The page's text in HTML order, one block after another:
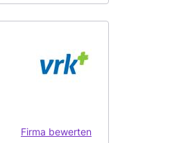
Firma bewerten